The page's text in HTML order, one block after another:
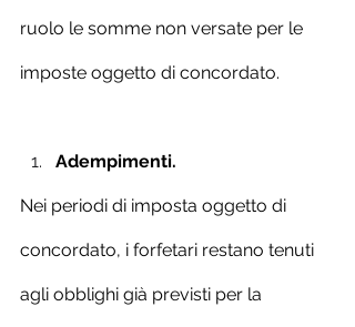
ruolo le somme non versate per le
imposte oggetto di concordato.
Adempimenti.
Nei periodi di imposta oggetto di
concordato, i forfetari restano tenuti
agli obblighi già previsti per la